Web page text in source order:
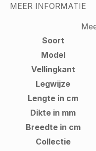
MEER INFORMATIE
Soort
Model
Vellingkant
Legwijze
Lengte in cm
Dikte in mm
Breedte in cm
Collectie